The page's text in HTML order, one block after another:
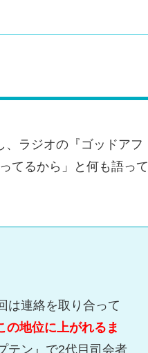
ラジオの『ゴッドアフ
てるから」と何も語って
は連絡を取り合って
の地位に上がれるま
テン』で2代目司会者